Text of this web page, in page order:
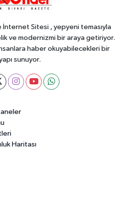
Sitesi , yepyeni temasıyla
ve modernizmi bir araya getiriyor.
haber okuyabilecekleri bir
sunuyor.
Haritası